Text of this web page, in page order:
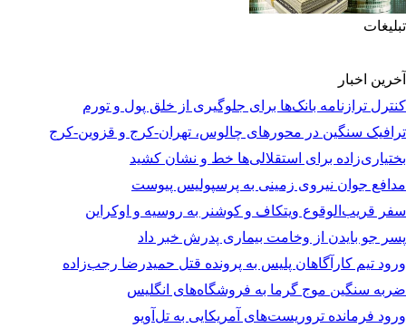
تبلیغات
آخرین اخبار
کنترل ترازنامه بانک‌ها برای جلوگیری از خلق پول و تورم
ترافیک سنگین در محورهای چالوس، تهران-کرج و قزوین-کرج
بختیاری‌زاده برای استقلالی‌ها خط و نشان کشید
مدافع جوان نیروی زمینی به پرسپولیس پیوست
سفر قریب‌الوقوع ویتکاف و کوشنر به روسیه و اوکراین
پسر جو بایدن از وخامت بیماری پدرش خبر داد
ورود تیم کارآگاهان پلیس به پرونده قتل حمیدرضا رجب‌زاده
ضربه سنگین موج گرما به فروشگاه‌های انگلیس
ورود فرمانده تروریست‌های آمریکایی به تل‌آویو